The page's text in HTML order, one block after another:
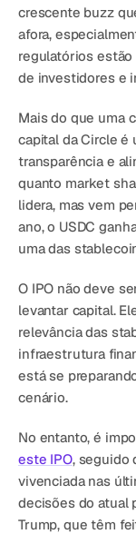
MORE
Stable Talks
About
Agende uma
crescente buzz
afora,
regulatórios estão
de investidores e
Mais do que uma
capital da Circle é
transparência e
quanto market
lidera, mas vem
ano, o USDC
uma das
O IPO não deve
levantar capital.
relevância das
infraestrutura
está se
cenário.
No entanto, é
este IPO, seguido
vivenciada nas
decisões do atual
Trump, que têm